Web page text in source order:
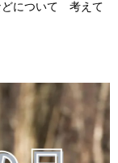
どについて 考えて